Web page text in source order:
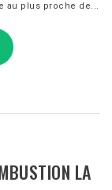
au plus proche de...
LA